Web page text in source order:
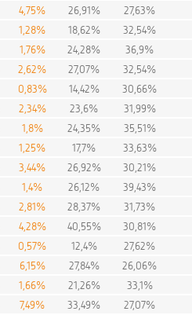
4,75% 26,91%
27,63%
1,28% 18,62%
32,54%
1,76% 24,28%
36,9%
2,62% 27,07%
32,54%
0,83% 14,42%
30,66%
2,34% 23,6%
31,99%
1,8% 24,35%
35,51%
1,25% 17,7%
33,63%
3,44% 26,92%
30,21%
1,4% 26,12%
39,43%
2,81% 28,37%
31,73%
4,28% 40,55%
30,81%
0,57% 12,4%
27,62%
6,15% 27,84%
26,06%
1,66% 21,26%
33,1%
7,49% 33,49%
27,07%